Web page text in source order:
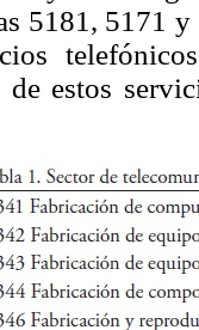
5181, 5171
de estos